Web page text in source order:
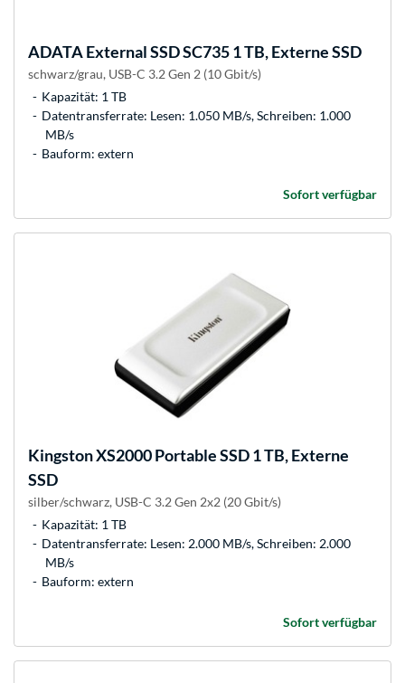
ADATAExternal SSD SC735 1 TB, Externe SSD
schwarz/grau, USB-C 3.2 Gen 2 (10 Gbit/s)
Kapazität: 1 TB
Datentransferrate: Lesen: 1.050 MB/s, Schreiben: 1.000
MB/s
Bauform: extern
Sofort verfügbar
KingstonXS2000 Portable SSD 1 TB, Externe
SSD
silber/schwarz, USB-C 3.2 Gen 2x2 (20 Gbit/s)
Kapazität: 1 TB
Datentransferrate: Lesen: 2.000 MB/s, Schreiben: 2.000
MB/s
Bauform: extern
Sofort verfügbar